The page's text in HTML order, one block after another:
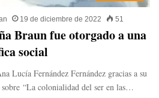
19 de diciembre de 2022 51
Braun fue otorgado a una
social
Lucía Fernández Fernández gracias a su
“La colonialidad del ser en las…